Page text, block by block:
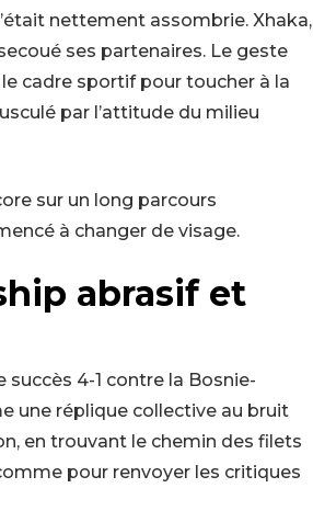
nettement assombrie. Xhaka,
ses partenaires. Le geste
cadre sportif pour toucher à la
par l’attitude du milieu
sur un long parcours
à changer de visage.
abrasif et
succès 4-1 contre la Bosnie-
une réplique collective au bruit
en trouvant le chemin des filets
pour renvoyer les critiques